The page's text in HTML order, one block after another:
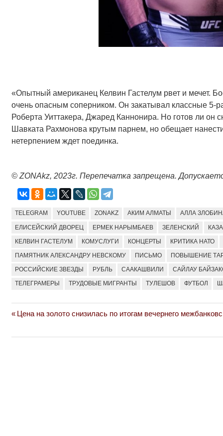
«Опытный американец Келвин Гастелум рвет и мечет.
очень опасным соперником. Он закатывал классные
Роберта Уиттакера, Джаред Каннонира. Но готов ли он
Шавката Рахмонова крутым парнем, но обещает
нетерпением ждет поединка.
© ZONAkz, 2023г. Перепечатка запрещена.
TELEGRAM YOUTUBE ZONAKZ АКИМ АЛМАТЫ АЛЛА
ЕЛИСЕЙСКИЙ ДВОРЕЦ ЕРМЕК НАРЫМБАЕВ ЗЕЛЕНСКИЙ
КЕЛВИН ГАСТЕЛУМ КОМУСЛУГИ КОНЦЕРТЫ КРИТИКА НАТО
ПАМЯТНИК АЛЕКСАНДРУ НЕВСКОМУ ПИСЬМО ПОВЫШЕНИЕ
РОССИЙСКИЕ ЗВЕЗДЫ РУБЛЬ СААКАШВИЛИ САЙЛАУ
ТЕЛЕГРАМЕРЫ ТРУДОВЫЕ МИГРАНТЫ ТУЛЕШОВ ФУТБОЛ
Навигация
по
Previous
Цена на золото снизилась по итогам вечернего